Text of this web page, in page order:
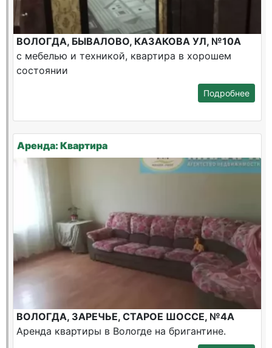
ВОЛОГДА, БЫВАЛОВО, КАЗАКОВА УЛ, №10А
с мебелью и техникой, квартира в хорошем
состоянии
Подробнее
Аренда: Квартира
ВОЛОГДА, ЗАРЕЧЬЕ, СТАРОЕ ШОССЕ, №4А
Аренда квартиры в Вологде на бригантине.